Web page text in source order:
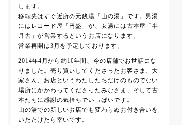
します。
移転先はすぐ近所の元銭湯「山の湯」です。男湯
にはレコード屋「円盤」が、女湯には古本屋「半
月舎」が営業するというお店になります。
営業再開は3月を予定しております。
2014年4月から約10年間、今の店舗でお世話にな
りました。売り買いしてくださったお客さま、大
家さん、お店というわたしたちだけのものでない
場所にかかわってくださったみなさま、そして古
本たちに感謝の気持ちでいっぱいです。
山の湯での新しいお店でも変わらぬお付き合いを
いただけたら幸いです。